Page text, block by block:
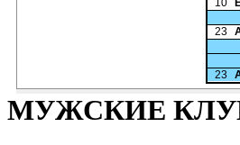
10
23
23
МУЖСКИЕ